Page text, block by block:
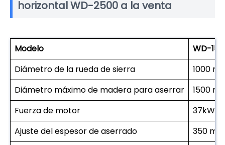
horizontal WD-2500 a la venta
Modelo
WD-
Diámetro de la rueda de sierra
1000
Diámetro máximo de madera para aserrar
1500
Fuerza de motor
37kW
Ajuste del espesor de aserrado
350 mm